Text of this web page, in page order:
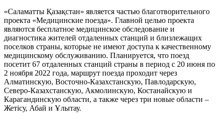
«Саламатты Қазақстан» является частью благотворительного
проекта «Медицинские поезда». Главной целью проекта
являются бесплатное медицинское обследование и
диагностика жителей отдаленных станций и близлежащих
поселков страны, которые не имеют доступа к качественному
медицинскому обслуживанию. Планируется, что поезд
посетит 67 отдаленных станций страны в период с 20 июня по
2 ноября 2022 года, маршрут поезда проходит через
Алматинскую, Восточно-Казахстанскую, Павлодарскую,
Северо-Казахстанскую, Акмолинскую, Костанайскую и
Карагандинскую области, а также через три новые области –
Жетісу, Абай и Ұлытау.